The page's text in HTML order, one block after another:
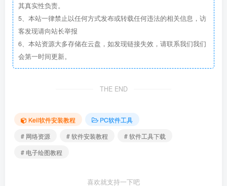
其真实性负责。
5、本站一律禁止以任何方式发布或转载任何违法的相关信息，访
客发现请向站长举报
6、本站资源大多存储在云盘，如发现链接失效，请联系我们我们
会第一时间更新。
THE END
Keil软件安装教程
PC软件工具
# 网络资源
# 软件安装教程
# 软件工具下载
# 电子绘图教程
喜欢就支持一下吧